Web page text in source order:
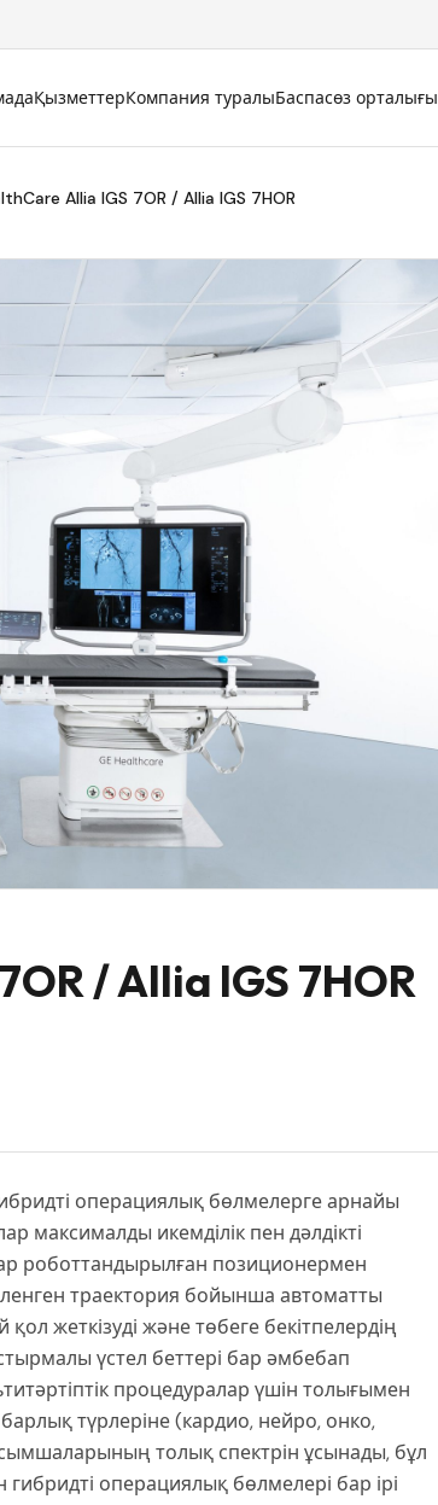
ҚызметтерКомпания туралыБаспасөз орталығы
Allia IGS 7OR / Allia IGS 7HOR
/ Allia IGS 7HOR
операциялық бөлмелерге арнайы
максималды икемділік пен дәлдікті
роботтандырылған позиционермен
траектория бойынша автоматты
жеткізуді және төбеге бекітпелердің
үстел беттері бар әмбебап
процедуралар үшін толығымен
түрлеріне (кардио, нейро, онко,
толық спектрін ұсынады, бұл
операциялық бөлмелері бар ірі